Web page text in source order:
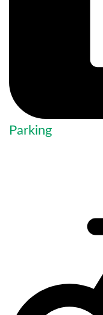
Parking